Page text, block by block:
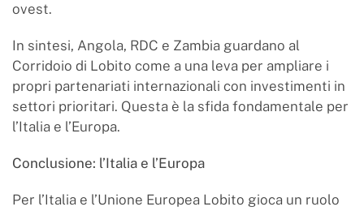
ovest.
In sintesi, Angola, RDC e Zambia guardano al
Corridoio di Lobito come a una leva per ampliare i
propri partenariati internazionali con investimenti in
settori prioritari. Questa è la sfida fondamentale per
l’Italia e l’Europa.
Conclusione: l’Italia e l’Europa
Per l’Italia e l’Unione Europea Lobito gioca un ruolo